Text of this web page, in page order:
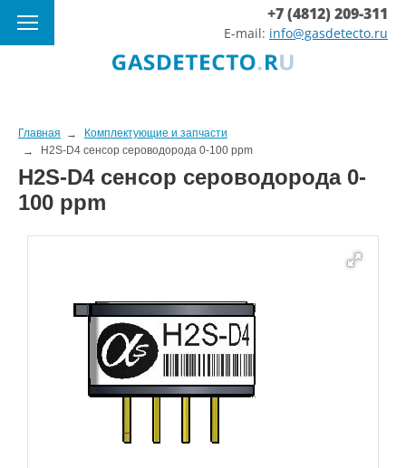
+7 (4812) 209-311
E-mail: info@gasdetecto.ru
Главная
Комплектующие и запчасти
H2S-D4 сенсор сероводорода 0-100 ppm
H2S-D4 сенсор сероводорода 0-
100 ppm